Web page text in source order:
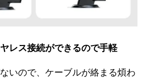
レス接続ができるので手軽
いので、ケーブルが絡まる煩わ